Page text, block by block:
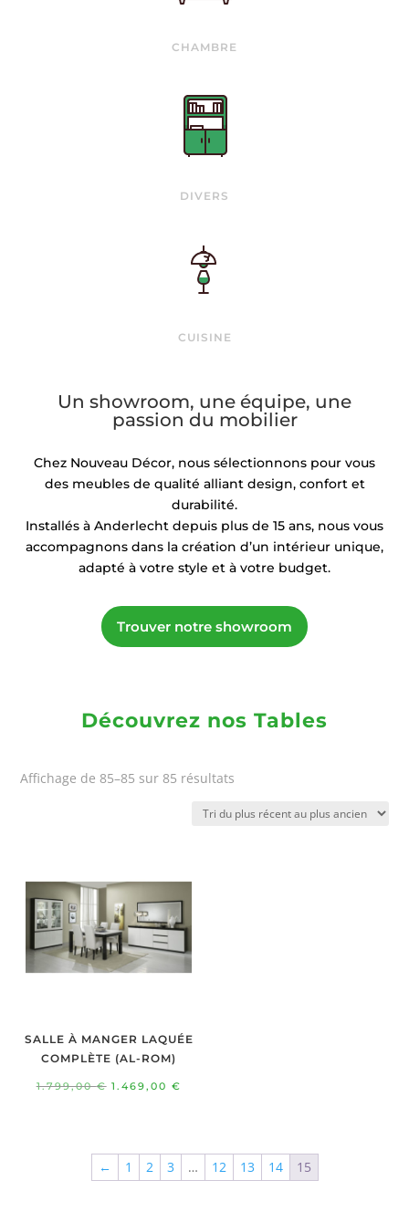
CHAMBRE
DIVERS
CUISINE
Un showroom, une équipe, une
passion du mobilier
Chez Nouveau Décor, nous sélectionnons pour vous
des meubles de qualité alliant design, confort et
durabilité.
Installés à Anderlecht depuis plus de 15 ans, nous vous
accompagnons dans la création d’un intérieur unique,
adapté à votre style et à votre budget.
Trouver notre showroom
Découvrez nos Tables
Affichage de 85–85 sur 85 résultats
plus
SALLE À MANGER LAQUÉE
COMPLÈTE (AL-ROM)
1.799,00€ Le
était :
1.799,00 €.
1.469,00 €
est :
1.469,00 €.
← 1 2 3 … 12 13 14 15